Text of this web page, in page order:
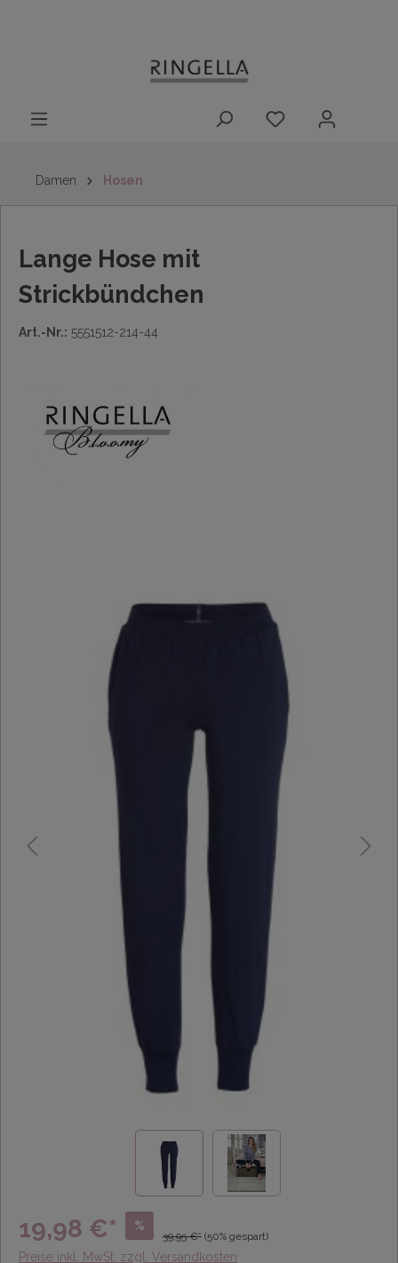
Damen Hosen
Lange Hose mit
Strickbündchen
Art.-Nr.: 5551512-214-44
19,98 €* %
39,95 €* (50% gespart)
Preise inkl. MwSt. zzgl. Versandkosten